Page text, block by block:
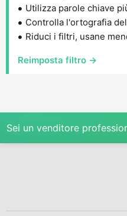
Utilizza parole chiave
Controlla l'ortografia
Riduci i filtri, usane
Reimposta filtro →
Sei un venditore